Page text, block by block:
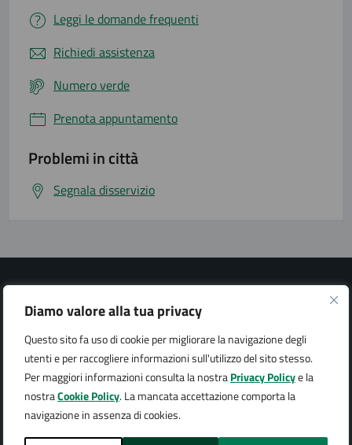
Diamo valore alla tua privacy
Questo sito fa uso di cookie per migliorare la navigazione degli
utenti e per raccogliere informazioni sull'utilizzo del sito stesso.
Per maggiori informazioni consulta la nostraPrivacy Policye la
nostraCookie Policy. La mancata accettazione comporta la
navigazione in assenza di cookies.
Leggi le domande frequenti
Richiedi assistenza
Numero verde
Prenota appuntamento
Problemi in città
Segnala disservizio
Città di Arona
AMMINISTRAZIONE